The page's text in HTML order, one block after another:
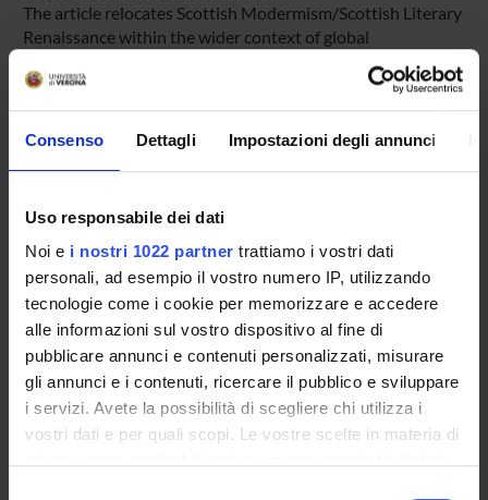
Consenso Dettagli Impostazioni degli annunci
Uso responsabile dei dati
Noi e i nostri 1022 partner trattiamo i vostri dati
personali, ad esempio il vostro numero IP, utilizzando
tecnologie come i cookie per memorizzare e accedere
alle informazioni sul vostro dispositivo al fine di
pubblicare annunci e contenuti personalizzati, misurare
gli annunci e i contenuti, ricercare il pubblico e sviluppare
i servizi. Avete la possibilità di scegliere chi utilizza i
vostri dati e per quali scopi. Le vostre scelte in materia di
The article relocates Scottish Modermism/Scottish Literary
Renaissance within the wider context of global
modernisms, and thus defines a new methodological
approach to this field
http://asls.arts.gla.ac.uk/Modernisms.html
63998
Handle IRIS:
11562/376254
depositato il:
1 febbraio 2012
ultima modifica:
1 novembre 2022
Citazione bibliografica:
Prismatic Modernities: Towards a Re-